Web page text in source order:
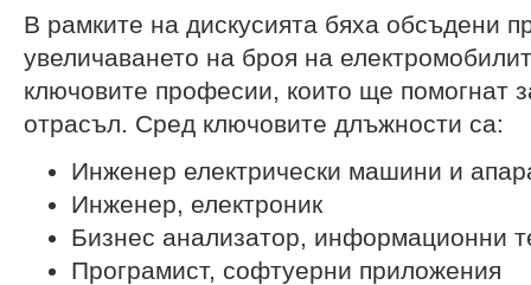
В рамките на дискусията бяха обсъдени
увеличаването на броя на
ключовите професии, които ще помогнат
отрасъл. Сред ключовите длъжности са:
Инженер електрически машини и
Инженер, електроник
Бизнес анализатор, информационни
Програмист, софтуерни приложения